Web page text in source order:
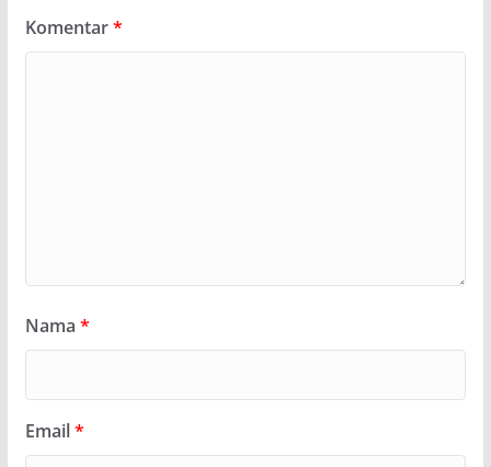
Komentar*
Nama *
Email*